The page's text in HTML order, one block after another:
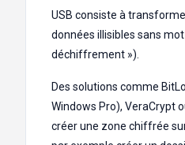
USB consiste à
données illisibles sans
déchiffrement »).
Des solutions comme
Windows Pro), VeraCrypt
créer une zone chiffrée